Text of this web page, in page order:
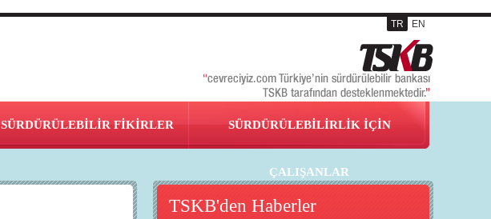
TR EN
SÜRDÜRÜLEBİLİR FİKİRLER SÜRDÜRÜLEBİLİRLİK İÇİN
ÇALIŞANLAR
TSKB'den Haberler